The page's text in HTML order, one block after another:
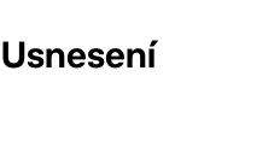
Usnesení